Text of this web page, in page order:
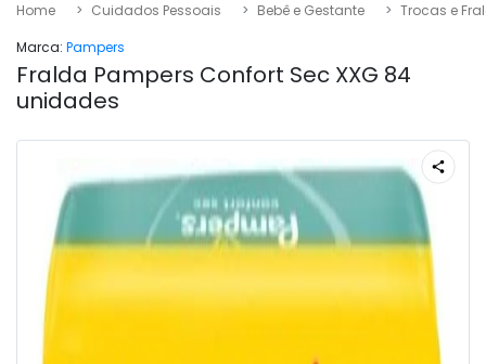
Home Cuidados Pessoais Bebê e Gestante
Trocas e
Marca: Pampers
Fralda Pampers Confort Sec XXG 84
unidades